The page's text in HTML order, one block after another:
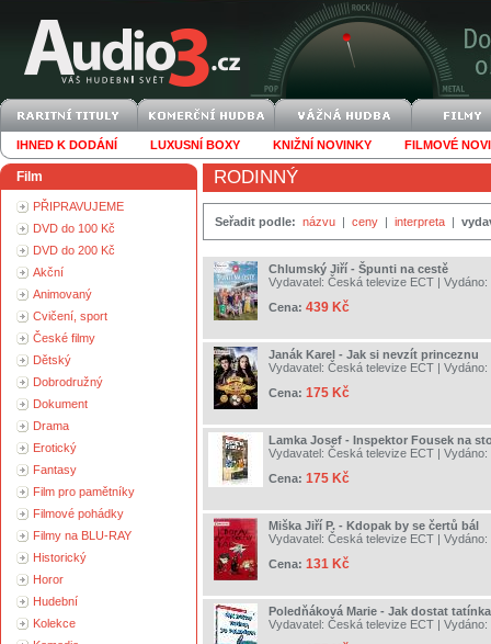
IHNED K DODÁNÍ LUXUSNÍ BOXY KNIŽNÍ NOVINKY FILMOVÉ
Film
PŘIPRAVUJEME
DVD do 100 Kč
DVD do 200 Kč
Akční
Animovaný
Cvičení, sport
České filmy
Dětský
Dobrodružný
Dokument
Drama
Erotický
Fantasy
Film pro pamětníky
Filmové pohádky
Filmy na BLU-RAY
Historický
Horor
Hudební
Kolekce
RODINNÝ
Seřadit podle: názvu | ceny | interpreta |
Chlumský Jiří - Špunti na cestě
Vydavatel: Česká televize ECT | Vydáno:
Cena: 439 Kč
Janák Karel - Jak si nevzít princeznu
Vydavatel: Česká televize ECT | Vydáno:
Cena: 175 Kč
Lamka Josef - Inspektor Fousek na
Vydavatel: Česká televize ECT | Vydáno:
Cena: 175 Kč
Miška Jiří P. - Kdopak by se čertů bál
Vydavatel: Česká televize ECT | Vydáno:
Cena: 131 Kč
Poledňáková Marie - Jak dostat
Vydavatel: Česká televize ECT | Vydáno: